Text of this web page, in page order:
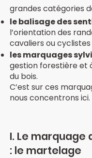
grandes catégories
le balisage des
l’orientation des
cavaliers ou cyclistes
les marquages
gestion forestière et
du bois.
C’est sur ces
nous concentrons ici.
I. Le marquage
: le martelage